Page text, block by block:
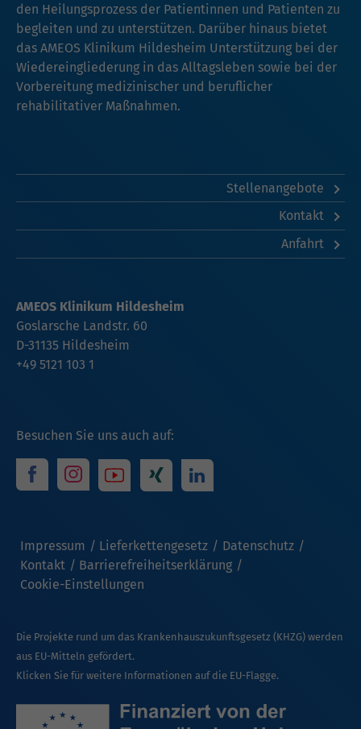
den Heilungsprozess der Patientinnen und Patienten zu
begleiten und zu unterstützen. Darüber hinaus bietet
das AMEOS Klinikum Hildesheim Unterstützung bei der
Wiedereingliederung in das Alltagsleben sowie bei der
Vorbereitung medizinischer und beruflicher
rehabilitativer Maßnahmen.
Stellenangebote
Kontakt
Anfahrt
Besuchen Sie uns auch auf:
Impressum Lieferkettengesetz
Datenschutz
Kontakt
Barrierefreiheitserklärung
Cookie-Einstellungen
AMEOS Klinikum Hildesheim
Goslarsche Landstr. 60
D-31135 Hildesheim
+49 5121 103 1
Die Projekte rund um das Krankenhauszukunftsgesetz (KHZG) werden
aus EU-Mitteln gefördert.
Klicken Sie für weitere Informationen auf die EU-Flagge.